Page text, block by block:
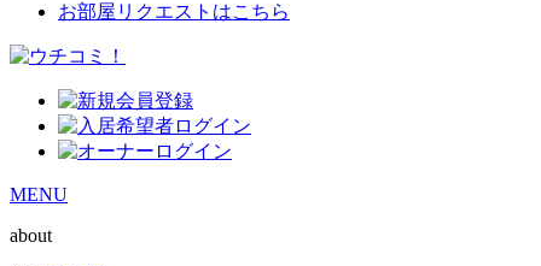
お部屋リクエストはこちら
MENU
about